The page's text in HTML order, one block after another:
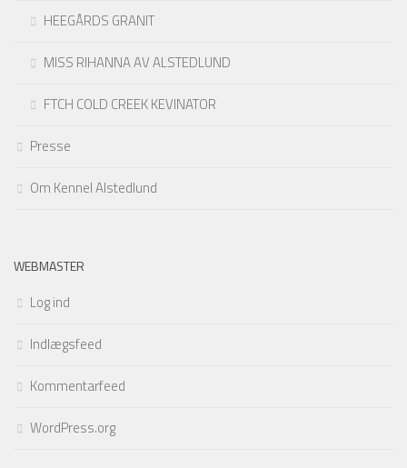
HEEGÅRDS GRANIT
MISS RIHANNA AV ALSTEDLUND
FTCH COLD CREEK KEVINATOR
Presse
Om Kennel Alstedlund
WEBMASTER
Log ind
Indlægsfeed
Kommentarfeed
WordPress.org